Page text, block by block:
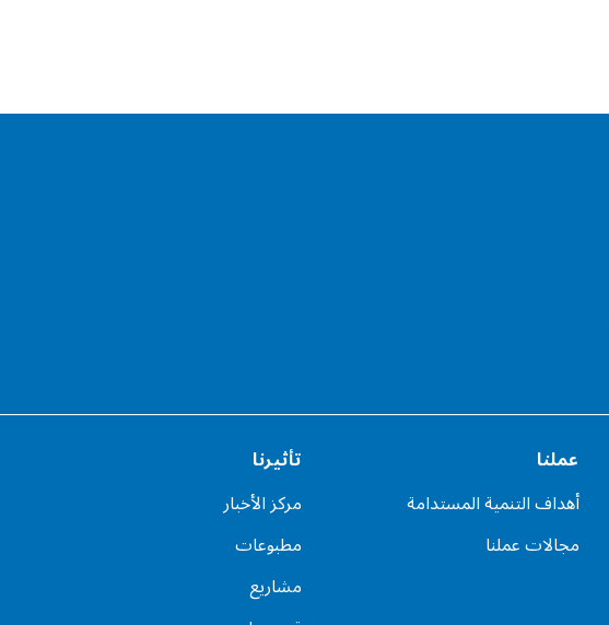
عملنا
أهداف التنمية المستدامة
مجالات عملنا
تأثيرنا
مركز الأخبار
مطبوعات
مشاريع